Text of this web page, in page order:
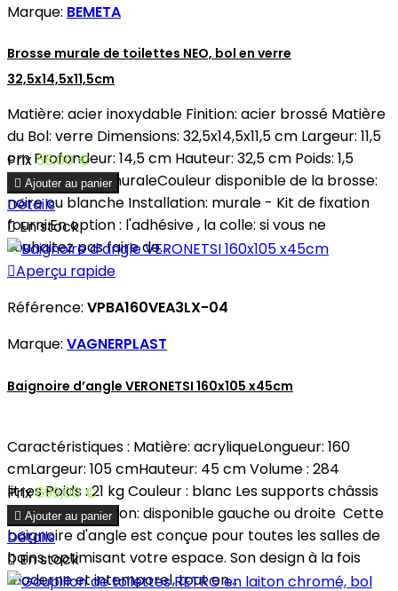
Marque: BEMETA
Brosse murale de toilettes NEO, bol en verre
32,5x14,5x11,5cm
Matière: acier inoxydable Finition: acier brossé Matière
du Bol: verre Dimensions: 32,5x14,5x11,5 cm Largeur: 11,5
cm Profondeur: 14,5 cm Hauteur: 32,5 cm Poids: 1,5
kgInstallation: muraleCouleur disponible de la brosse:
noire ou blanche Installation: murale - Kit de fixation
fourni.En option : l'adhésive , la colle: si vous ne
souhaitez pas faire de...
Prix55,00 €
 Ajouter au panier
Détails
En stock
Aperçu rapide
Référence: VPBA160VEA3LX-04
Marque: VAGNERPLAST
Baignoire d’angle VERONETSI 160x105 x45cm
Caractéristiques : Matière: acryliqueLongueur: 160
cmLargeur: 105 cmHauteur: 45 cm Volume : 284
litres Poids : 21 kg Couleur : blanc Les supports châssis
sont inclus Version: disponible gauche ou droite Cette
baignoire d'angle est conçue pour toutes les salles de
bains, optimisant votre espace. Son design à la fois
moderne et intemporel, tout en...
Prix699,00 €
 Ajouter au panier
Détails
En stock